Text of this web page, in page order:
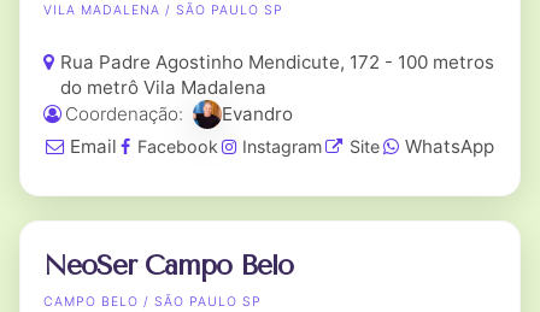
VILA MADALENA / SÃO PAULO SP
Rua Padre Agostinho Mendicute, 172 - 100 metros
do metrô Vila Madalena
Coordenação:
Evandro
Email
Facebook Instagram Site WhatsApp
NeoSer Campo Belo
CAMPO BELO / SÃO PAULO SP